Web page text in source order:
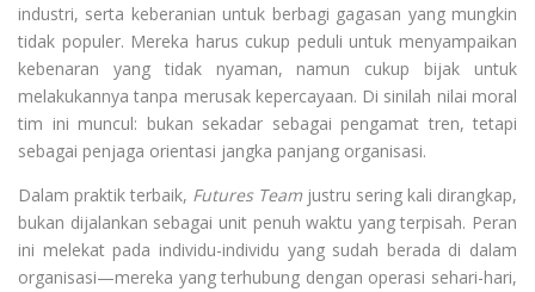
industri, serta keberanian untuk berbagi gagasan yang mungkin
tidak populer. Mereka harus cukup peduli untuk menyampaikan
kebenaran yang tidak nyaman, namun cukup bijak untuk
melakukannya tanpa merusak kepercayaan. Di sinilah nilai moral
tim ini muncul: bukan sekadar sebagai pengamat tren, tetapi
sebagai penjaga orientasi jangka panjang organisasi.
Dalam praktik terbaik, Futures Team justru sering kali dirangkap,
bukan dijalankan sebagai unit penuh waktu yang terpisah. Peran
ini melekat pada individu-individu yang sudah berada di dalam
organisasi—mereka yang terhubung dengan operasi sehari-hari,